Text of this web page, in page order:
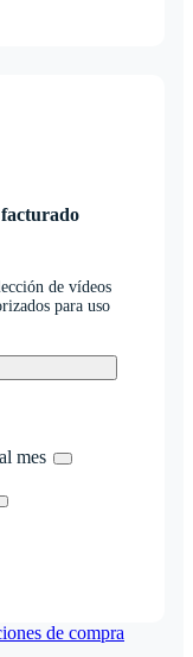
de vídeos
para uso
mes
de compra